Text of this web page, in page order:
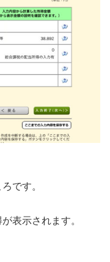
です。
表示されます。